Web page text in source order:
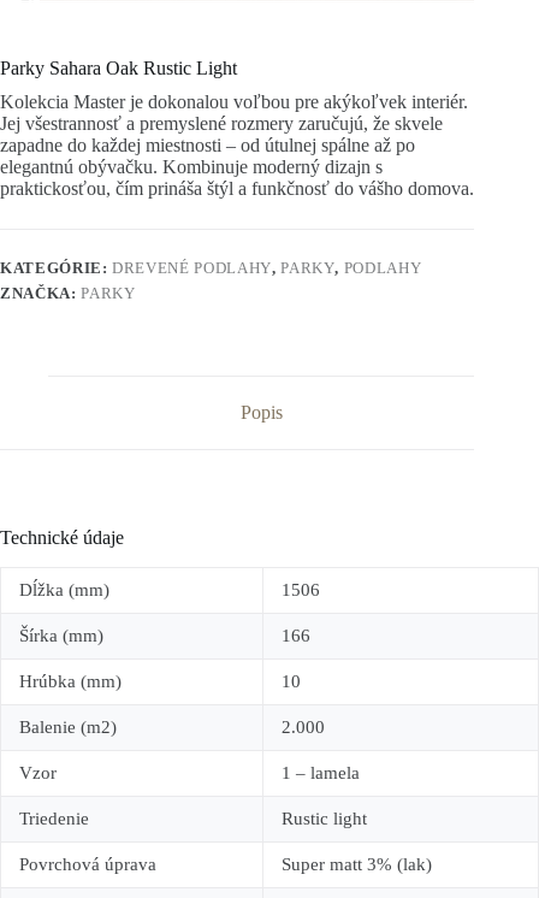
Parky Sahara Oak Rustic Light
Kolekcia Master je dokonalou voľbou pre akýkoľvek interiér.
Jej všestrannosť a premyslené rozmery zaručujú, že skvele
zapadne do každej miestnosti – od útulnej spálne až po
elegantnú obývačku. Kombinuje moderný dizajn s
praktickosťou, čím prináša štýl a funkčnosť do vášho domova.
KATEGÓRIE:DREVENÉ PODLAHY,PARKY, PODLAHY
ZNAČKA:PARKY
Popis
Technické údaje
Dĺžka (mm) 1506
Šírka (mm) 166
Hrúbka (mm) 10
Balenie (m2) 2.000
Vzor 1 – lamela
Triedenie Rustic light
Povrchová úprava Super matt 3% (lak)